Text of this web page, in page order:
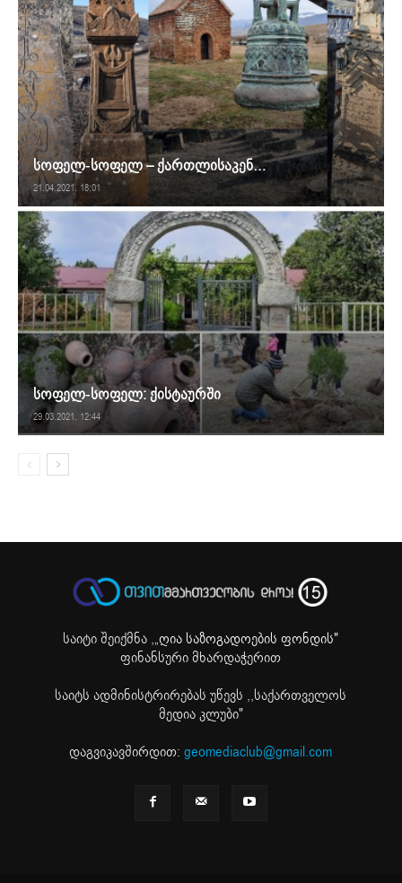
სოფელ-სოფელ – ქართლისაკენ…
21.04.2021. 18:01
სოფელ-სოფელ: ქისტაურში
29.03.2021. 12:44
საიტი შეიქმნა ,„ღია საზოგადოების ფონდის"
ფინანსური მხარდაჭერით
საიტს ადმინისტრირებას უწევს ,,საქართველოს
მედია კლუბი"
დაგვიკავშირდით:geomediaclub@gmail.com